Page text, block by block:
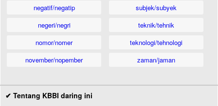
negatif/negatip
negeri/negri
nomor/nomer
november/nopember
subjek/subyek
teknik/tehnik
teknologi/tehnologi
zaman/jaman
✔ Tentang KBBI daring ini